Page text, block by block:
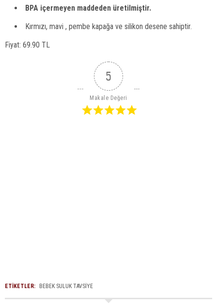
BPA içermeyen maddeden üretilmiştir.
Kırmızı, mavi , pembe kapağa ve silikon desene sahiptir.
Fiyat: 69.90 TL
5
Makale Değeri
ETİKETLER: BEBEK SULUK TAVSIYE